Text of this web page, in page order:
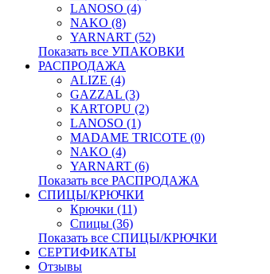
LANOSO (4)
NAKO (8)
YARNART (52)
Показать все УПАКОВКИ
РАСПРОДАЖА
ALIZE (4)
GAZZAL (3)
KARTOPU (2)
LANOSO (1)
MADAME TRICOTE (0)
NAKO (4)
YARNART (6)
Показать все РАСПРОДАЖА
СПИЦЫ/КРЮЧКИ
Крючки (11)
Спицы (36)
Показать все СПИЦЫ/КРЮЧКИ
СЕРТИФИКАТЫ
Отзывы